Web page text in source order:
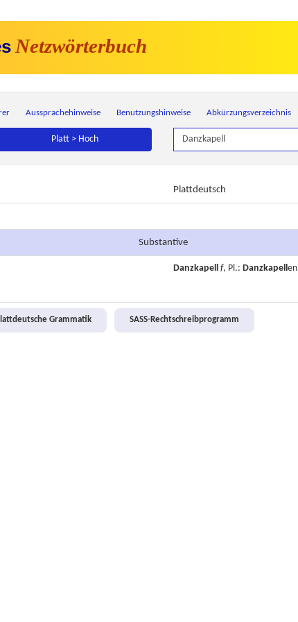
Netzwörterbuch
Aussprachehinweise Benutzungshinweise Abkürzungsverzeichnis
Platt > Hoch
Plattdeutsch
Substantive
Danzkapell f, Pl.: Danzkapellen
Grammatik
SASS-Rechtschreibprogramm